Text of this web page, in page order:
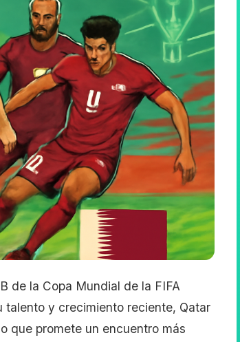
de la Copa Mundial de la FIFA
talento y crecimiento reciente, Qatar
que promete un encuentro más